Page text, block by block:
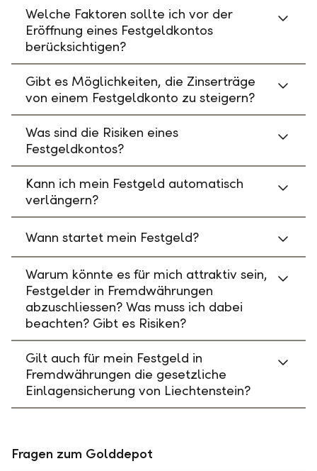
Welche Faktoren sollte ich vor der
Eröffnung eines Festgeldkontos
berücksichtigen?
Gibt es Möglichkeiten, die Zinserträge
von einem Festgeldkonto zu steigern?
Was sind die Risiken eines
Festgeldkontos?
Kann ich mein Festgeld automatisch
verlängern?
Wann startet mein Festgeld?
Warum könnte es für mich attraktiv sein,
Festgelder in Fremdwährungen
abzuschliessen? Was muss ich dabei
beachten? Gibt es Risiken?
Gilt auch für mein Festgeld in
Fremdwährungen die gesetzliche
Einlagensicherung von Liechtenstein?
Fragen zum Golddepot